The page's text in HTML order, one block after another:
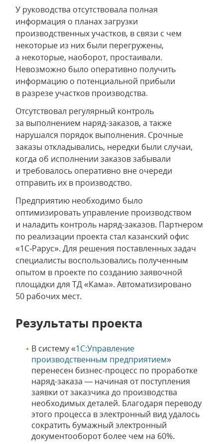
У руководства отсутствовала полная
информация о планах загрузки
производственных участков, в связи с чем
некоторые из них были перегружены,
а некоторые, наоборот, простаивали.
Невозможно было оперативно получить
информацию о потенциальной прибыли
в разрезе участков производства.
Отсутствовал регулярный контроль
за выполнением наряд-заказов, а также
нарушался порядок выполнения. Срочные
заказы откладывались, нередки были случаи,
когда об исполнении заказов забывали
и требовалось оперативно вне очереди
отправить их в производство.
Предприятию необходимо было
оптимизировать управление производством
и наладить контроль наряд-заказов. Партнером
по реализации проекта стал казанский офис
«1С‑Рарус». Для решения поставленных задач
специалисты воспользовались полученным
опытом в проекте по созданию заявочной
площадки для ТД «Кама». Автоматизировано
50 рабочих мест.
Результаты проекта
В систему «1С:Управление
производственным предприятием»
перенесен бизнес-процесс по проработке
наряд-заказа — начиная от поступления
заявки от заказчика до производства
необходимых деталей. Благодаря переводу
этого процесса в электронный вид удалось
сократить бумажный электронный
документооборот более чем на 60%.